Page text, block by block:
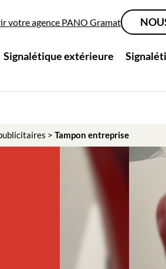
Signalétique extérieure
votre agence PANO Gramat
> Tampon entreprise